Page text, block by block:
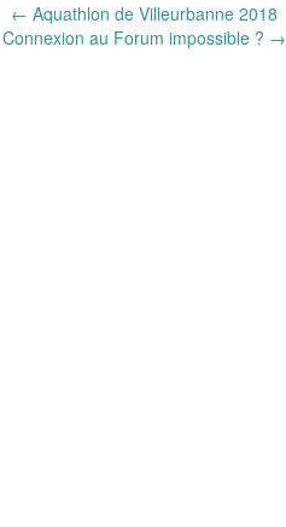
← Aquathlon de Villeurbanne 2018
Connexion au Forum impossible ? →